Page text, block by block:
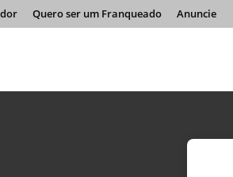
Quero ser um Franqueado Anuncie